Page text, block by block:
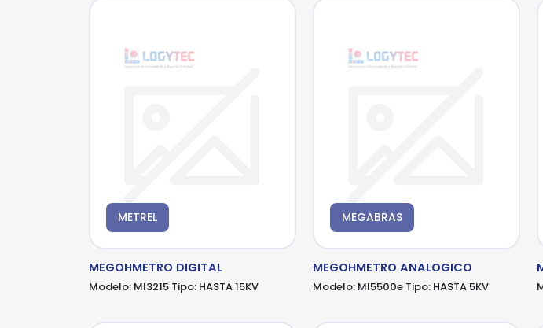
METREL
MEGOHMETRO DIGITAL
Modelo: MI3215Tipo: HASTA 15KV
MEGABRAS
MEGOHMETRO ANALOGICO
Modelo: MI5500eTipo: HASTA 5KV